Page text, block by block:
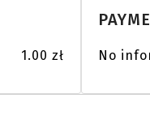
1.00 zł No